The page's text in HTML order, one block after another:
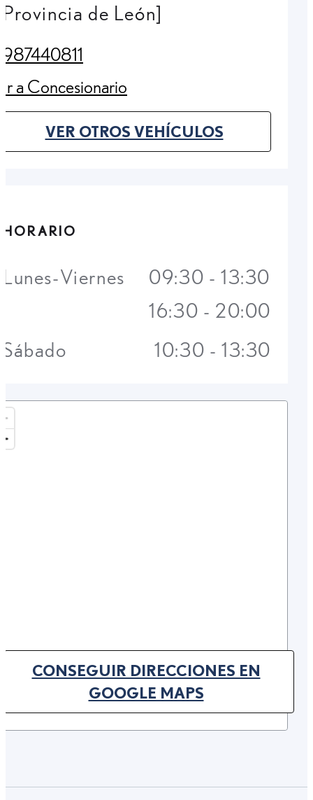
Provincia de León]
987440811
(Opens in new tab)
Ir a Concesionario
(Opens in new tab)
VER OTROS VEHÍCULOS
(OPENS IN NEW TAB)
CONSEGUIR DIRECCIONES EN
GOOGLE MAPS(OPENS IN NEW TAB)
HORARIO
Lunes-Viernes
09:30 - 13:30
16:30 - 20:00
Sábado
10:30 - 13:30